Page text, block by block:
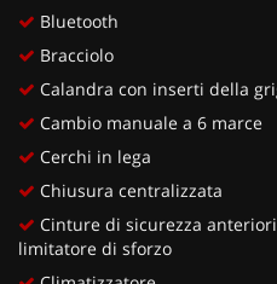
Bluetooth
Bracciolo
Calandra con inserti della
Cambio manuale a 6 marce
Cerchi in lega
Chiusura centralizzata
Cinture di sicurezza
limitatore di sforzo